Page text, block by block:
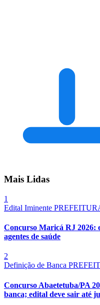
Mais Lidas
1
Edital Iminente
Concurso Maricá RJ 2026:
agentes de saúde
2
Definição de Banca
Concurso Abaetetuba/PA
banca; edital deve sair até